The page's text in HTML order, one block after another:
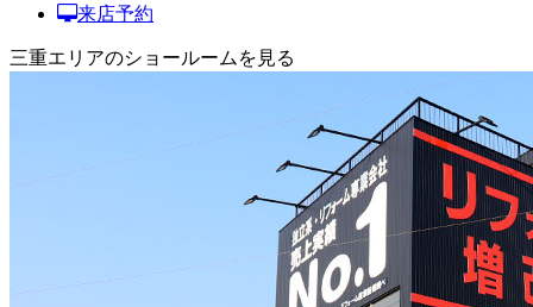
来店予約
三重エリアのショールームを見る